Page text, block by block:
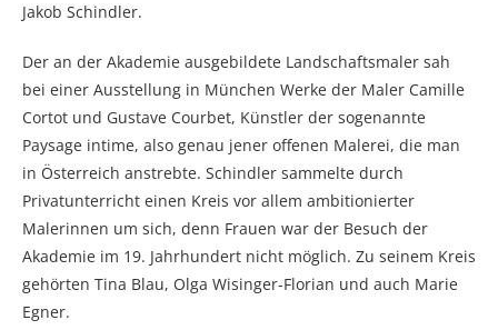
Jakob Schindler.
Der an der Akademie ausgebildete Landschaftsmaler sah
bei einer Ausstellung in München Werke der Maler Camille
Cortot und Gustave Courbet, Künstler der sogenannte
Paysage intime, also genau jener offenen Malerei, die man
in Österreich anstrebte. Schindler sammelte durch
Privatunterricht einen Kreis vor allem ambitionierter
Malerinnen um sich, denn Frauen war der Besuch der
Akademie im 19. Jahrhundert nicht möglich. Zu seinem Kreis
gehörten Tina Blau, Olga Wisinger-Florian und auch Marie
Egner.